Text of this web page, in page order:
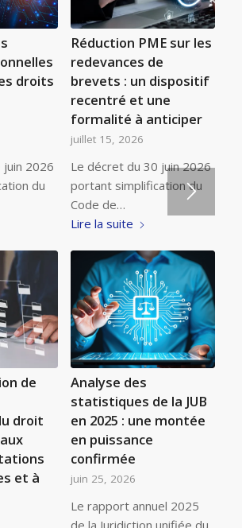
droits
2026
du
Réduction PME sur les
redevances de
brevets : un dispositif
recentré et une
formalité à anticiper
juillet 15, 2026
Le décret du 30 juin 2026
portant simplification du
Code de…
Lire la suite
de
droit
et à
Analyse des
statistiques de la JUB
en 2025 : une montée
en puissance
confirmée
juin 25, 2026
Le rapport annuel 2025
de la Juridiction unifiée du